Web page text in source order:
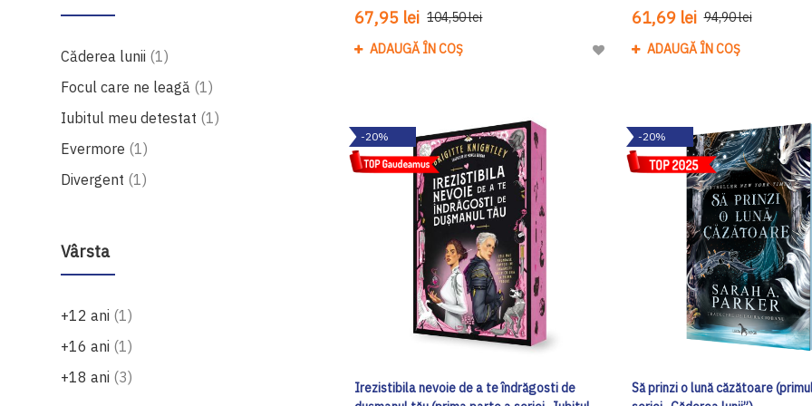
Căderea lunii 1produs
Focul care ne leagă 1produs
Iubitul meu detestat 1produs
Evermore 1produs
Divergent 1produs
Vârsta
+12 ani 1produs
+16 ani 1produs
+18 ani 3produse
67,95 lei 104,50 lei
ADAUGĂ ÎN COȘ
Adaugă
Dorinte
61,69 lei 94,90 lei
ADAUGĂ ÎN COȘ
-20%
Irezistibila nevoie de a te îndrăgosti de
-20%
Să prinzi o lună căzătoare